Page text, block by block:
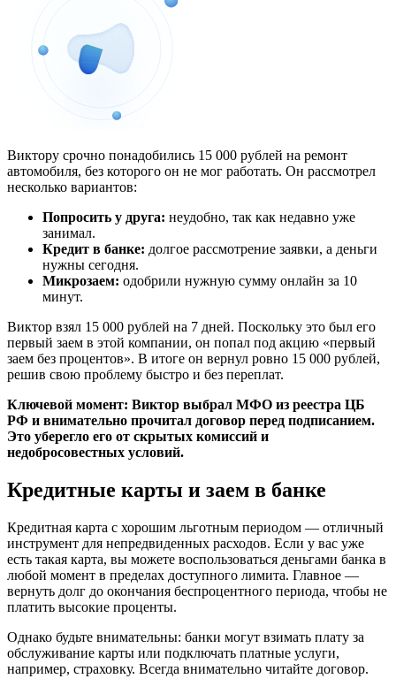
Виктору срочно понадобились 15 000 рублей на ремонт
автомобиля, без которого он не мог работать. Он рассмотрел
несколько вариантов:
Попросить у друга: неудобно, так как недавно уже
занимал.
Кредит в банке: долгое рассмотрение заявки, а деньги
нужны сегодня.
Микрозаем: одобрили нужную сумму онлайн за 10
минут.
Виктор взял 15 000 рублей на 7 дней. Поскольку это был его
первый заем в этой компании, он попал под акцию «первый
заем без процентов». В итоге он вернул ровно 15 000 рублей,
решив свою проблему быстро и без переплат.
Ключевой момент: Виктор выбрал МФО из реестра ЦБ
РФ и внимательно прочитал договор перед подписанием.
Это уберегло его от скрытых комиссий и
недобросовестных условий.
Кредитные карты и заем в банке
Кредитная карта с хорошим льготным периодом — отличный
инструмент для непредвиденных расходов. Если у вас уже
есть такая карта, вы можете воспользоваться деньгами банка в
любой момент в пределах доступного лимита. Главное —
вернуть долг до окончания беспроцентного периода, чтобы не
платить высокие проценты.
Однако будьте внимательны: банки могут взимать плату за
обслуживание карты или подключать платные услуги,
например, страховку. Всегда внимательно читайте договор.